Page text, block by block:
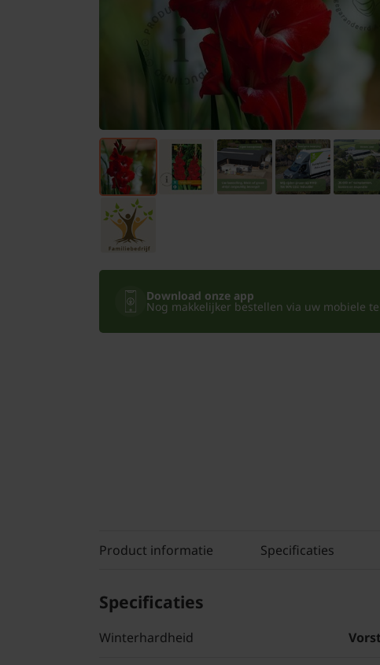
Bomen
Leibomen
Bloembollen
Tuinbenodigdheden
Kamerplanten
Bloempotten
Download onze app
Nog makkelijker bestellen via uw mobiele
Product informatie Specificaties
Specificaties
Winterhardheid